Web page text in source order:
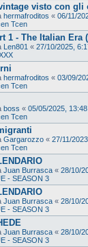
visto con gli
hermafroditos « 06/11/
Tcen
1 - The Italian Era
Len801 « 27/10/2025,
hermafroditos « 03/09/
Tcen
boss « 05/05/2025, 13:48
Tcen
Gargarozzo « 27/11/
Tcen
Juan Burrasca « 28/10/
- SEASON 3
Juan Burrasca « 28/10/
- SEASON 3
Juan Burrasca « 28/10/
- SEASON 3